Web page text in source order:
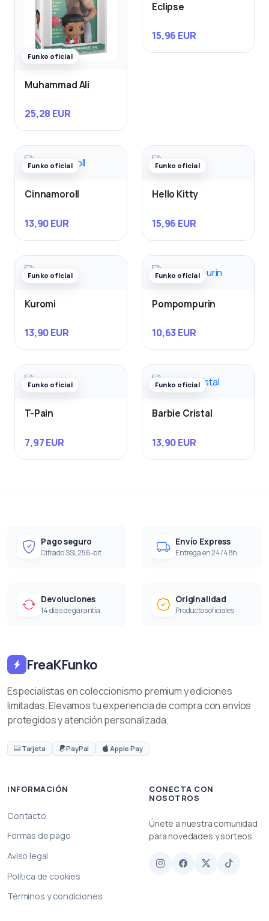
Funko oficial
Muhammad Ali
25,28 EUR
Eclipse
15,96 EUR
Funko oficial
Cinnamoroll
13,90 EUR
Funko oficial
Hello Kitty
15,96 EUR
Funko oficial
Kuromi
13,90 EUR
Funko oficial
Pompompurin
10,63 EUR
Funko oficial
T-Pain
7,97 EUR
Funko oficial
Barbie Cristal
13,90 EUR
Pago seguro
Cifrado SSL 256-bit
Envío Express
Entrega en 24/48h
Devoluciones
14 días de garantía
Originalidad
Productos oficiales
FreaKFunko
Especialistas en coleccionismo premium y ediciones
limitadas. Elevamos tu experiencia de compra con envíos
protegidos y atención personalizada.
Tarjeta PayPal Apple Pay
INFORMACIÓN
Contacto
Formas de pago
Aviso legal
Política de cookies
Términos y condiciones
CONECTA CON
NOSOTROS
Únete a nuestra comunidad
para novedades y sorteos.